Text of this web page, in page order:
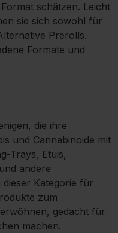
schätzen. Leicht
sie sich sowohl für
Prerolls.
Formate und
die ihre
und Cannabinoide mit
Trays, Etuis,
andere
Kategorie für
zum
gedacht für
machen.